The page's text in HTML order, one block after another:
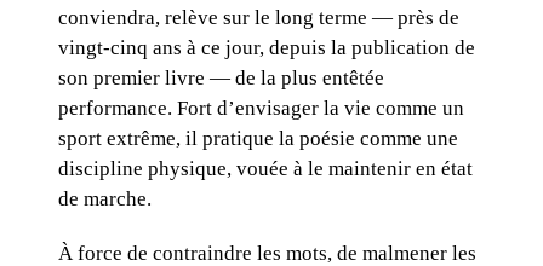
conviendra, relève sur le long terme — près de
vingt-cinq ans à ce jour, depuis la publication de
son premier livre — de la plus entêtée
performance. Fort d’envisager la vie comme un
sport extrême, il pratique la poésie comme une
discipline physique, vouée à le maintenir en état
de marche.
À force de contraindre les mots, de malmener les